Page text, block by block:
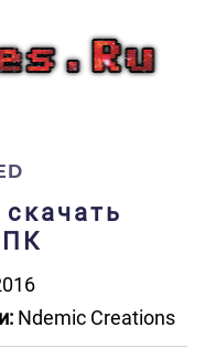
ПК
Ndemic Creations